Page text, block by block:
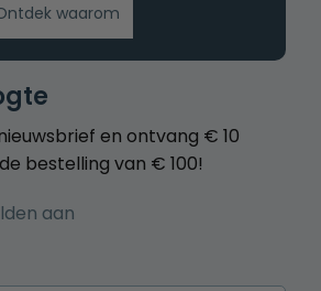
en ontvang € 10
bestelling van € 100!
aan
waarom